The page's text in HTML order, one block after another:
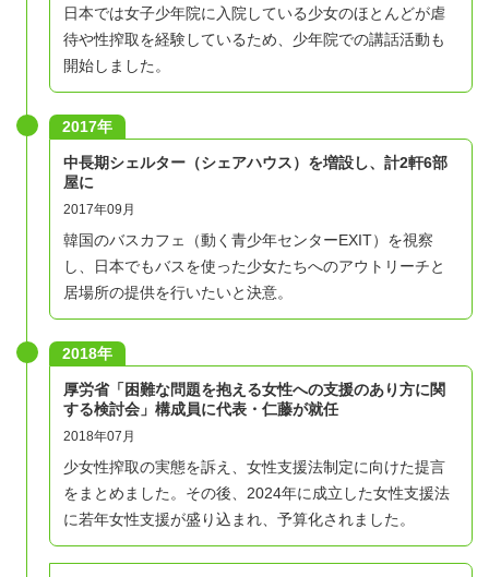
日本では女子少年院に入院している少女のほとんどが虐
待や性搾取を経験しているため、少年院での講話活動も
開始しました。
2017年
​中長期シェルター（シェアハウス）を増設し、計2軒6部
屋に
2017年09月
韓国のバスカフェ（動く青少年センターEXIT）を視察
し、日本でもバスを使った少女たちへのアウトリーチと
居場所の提供を行いたいと決意。
2018年
​厚労省「困難な問題を抱える女性への支援のあり方に関
する検討会」構成員に代表・仁藤が就任
2018年07月
少女性搾取の実態を訴え、女性支援法制定に向けた提言
をまとめました。その後、2024年に成立した女性支援法
に若年女性支援が盛り込まれ、予算化されました。